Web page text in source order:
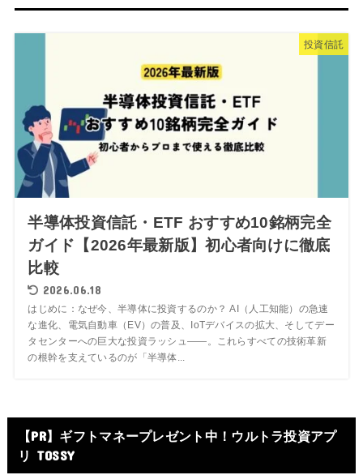
投資信託
半導体投資信託・ETF おすすめ10銘柄完全
ガイド【2026年最新版】初心者向けに徹底
比較
2026.06.18
はじめに：なぜ今、半導体に投資するのか？ AI（人工知能）の急速
な進化、電気自動車（EV）の普及、IoTデバイスの拡大、そしてデー
タセンターへの巨大な投資ラッシュ——。これらすべての技術革新
の根幹を支えているのが「半導体...
【PR】ギフトマネープレゼント中！ウルトラ投資アプ
リ TOSSY